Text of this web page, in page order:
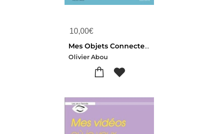
10,00€
Mes Objets Connectes Ou Je Veux Quand Je Veux !
Olivier Abou